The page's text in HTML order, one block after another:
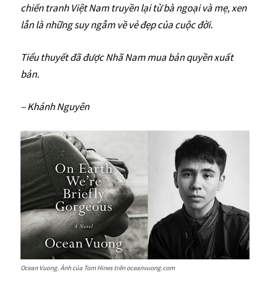
chiến tranh Việt Nam truyền lại từ bà ngoại và mẹ, xen
lẫn là những suy ngẫm về vẻ đẹp của cuộc đời.
Tiểu thuyết đã được Nhã Nam mua bản quyền xuất
bản.
– Khánh Nguyên
Ocean Vuong. Ảnh của Tom Hines trên oceanvuong.com